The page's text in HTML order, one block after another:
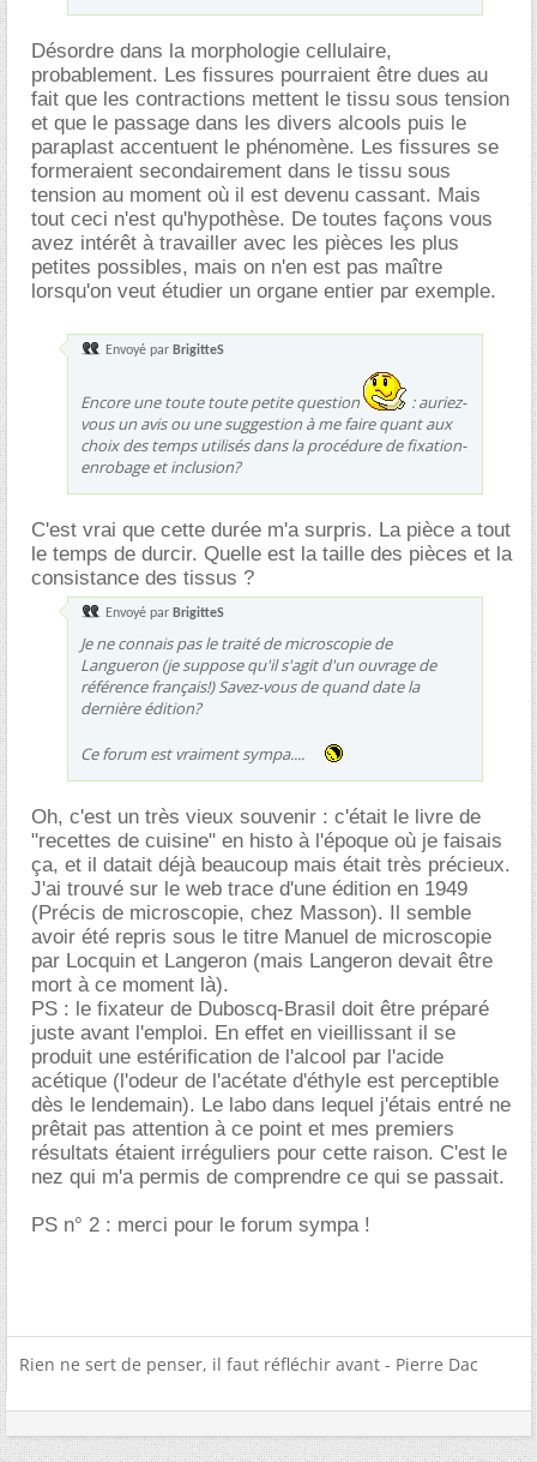
Désordre dans la morphologie cellulaire,
probablement. Les fissures pourraient être dues au
fait que les contractions mettent le tissu sous tension
et que le passage dans les divers alcools puis le
paraplast accentuent le phénomène. Les fissures se
formeraient secondairement dans le tissu sous
tension au moment où il est devenu cassant. Mais
tout ceci n'est qu'hypothèse. De toutes façons vous
avez intérêt à travailler avec les pièces les plus
petites possibles, mais on n'en est pas maître
lorsqu'on veut étudier un organe entier par exemple.
Envoyé par BrigitteS
Encore une toute toute petite question
: auriez-
vous un avis ou une suggestion à me faire quant aux
choix des temps utilisés dans la procédure de fixation-
enrobage et inclusion?
C'est vrai que cette durée m'a surpris. La pièce a tout
le temps de durcir. Quelle est la taille des pièces et la
consistance des tissus ?
Envoyé par BrigitteS
Je ne connais pas le traité de microscopie de
Langueron (je suppose qu'il s'agit d'un ouvrage de
référence français!) Savez-vous de quand date la
dernière édition?
Ce forum est vraiment sympa....
Oh, c'est un très vieux souvenir : c'était le livre de
"recettes de cuisine" en histo à l'époque où je faisais
ça, et il datait déjà beaucoup mais était très précieux.
J'ai trouvé sur le web trace d'une édition en 1949
(Précis de microscopie, chez Masson). Il semble
avoir été repris sous le titre Manuel de microscopie
par Locquin et Langeron (mais Langeron devait être
mort à ce moment là).
PS : le fixateur de Duboscq-Brasil doit être préparé
juste avant l'emploi. En effet en vieillissant il se
produit une estérification de l'alcool par l'acide
acétique (l'odeur de l'acétate d'éthyle est perceptible
dès le lendemain). Le labo dans lequel j'étais entré ne
prêtait pas attention à ce point et mes premiers
résultats étaient irréguliers pour cette raison. C'est le
nez qui m'a permis de comprendre ce qui se passait.
PS n° 2 : merci pour le forum sympa !
Rien ne sert de penser, il faut réfléchir avant - Pierre Dac